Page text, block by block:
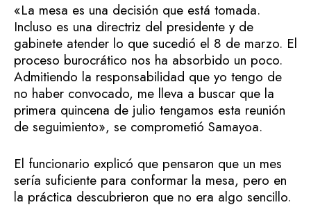
«La mesa es una decisión que está tomada.
Incluso es una directriz del presidente y de
gabinete atender lo que sucedió el 8 de marzo. El
proceso burocrático nos ha absorbido un poco.
Admitiendo la responsabilidad que yo tengo de
no haber convocado, me lleva a buscar que la
primera quincena de julio tengamos esta reunión
de seguimiento», se comprometió Samayoa.
El funcionario explicó que pensaron que un mes
sería suficiente para conformar la mesa, pero en
la práctica descubrieron que no era algo sencillo.